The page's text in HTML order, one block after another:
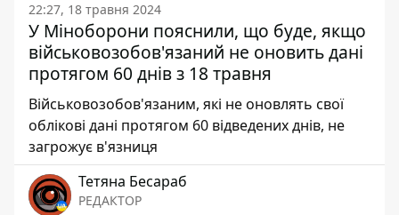
22:27, 18 травня 2024
У Міноборони пояснили, що буде, якщо
військовозобов'язаний не оновить дані
протягом 60 днів з 18 травня
Військовозобов'язаним, які не оновлять свої
облікові дані протягом 60 відведених днів, не
загрожує в'язниця
Тетяна Бесараб
РЕДАКТОР